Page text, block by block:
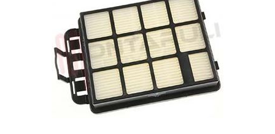
BSGL53291 Aspirateur BSGL5PRO1/01 BSGL5PRO1
ASPIRATEUR GL50 FREE'E 1800W COMPR GRIS
BSGL5PRO1/08 BSGL5PRO1 ASPIRATEUR GL50 FREE'E
1800W COMPR GRIS BSGL5PROGB/01 BSGL5PROGB
ASPIRATEUR BSGL5PROGB/02 BSGL5PROGB
ASPIRATEUR BSGL5ZOOAU/02 BSGL5ZOOAU
ASPIRATEUR GL50 FREE'E 2200W ROUGE
BSGL5ZOOAU/09 BSGL5ZOOAU ASPIRATEUR GL50
FREE'E 2200W ROUGE BSGL5ZOOO1/02 BSGL5ZOOO1